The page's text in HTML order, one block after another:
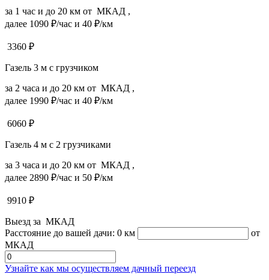
за 1 час и до 20 км от МКАД ,
далее 1090 ₽/час и 40 ₽/км
3360 ₽
Газель 3 м с грузчиком
за 2 часа и до 20 км от МКАД ,
далее 1990 ₽/час и 40 ₽/км
6060 ₽
Газель 4 м с 2 грузчиками
за 3 часа и до 20 км от МКАД ,
далее 2890 ₽/час и 50 ₽/км
9910 ₽
Выезд за МКАД
Расстояние до вашей дачи: 0 км
от
МКАД
Узнайте как мы осуществляем дачный переезд